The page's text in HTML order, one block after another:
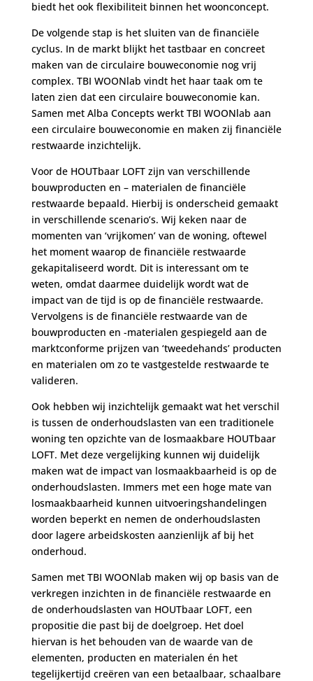
biedt het ook flexibiliteit binnen het woonconcept.
De volgende stap is het sluiten van de financiële
cyclus. In de markt blijkt het tastbaar en concreet
maken van de circulaire bouweconomie nog vrij
complex. TBI WOONlab vindt het haar taak om te
laten zien dat een circulaire bouweconomie kan.
Samen met Alba Concepts werkt TBI WOONlab aan
een circulaire bouweconomie en maken zij financiële
restwaarde inzichtelijk.
Voor de HOUTbaar LOFT zijn van verschillende
bouwproducten en – materialen de financiële
restwaarde bepaald. Hierbij is onderscheid gemaakt
in verschillende scenario’s. Wij keken naar de
momenten van ‘vrijkomen’ van de woning, oftewel
het moment waarop de financiële restwaarde
gekapitaliseerd wordt. Dit is interessant om te
weten, omdat daarmee duidelijk wordt wat de
impact van de tijd is op de financiële restwaarde.
Vervolgens is de financiële restwaarde van de
bouwproducten en -materialen gespiegeld aan de
marktconforme prijzen van ‘tweedehands’ producten
en materialen om zo te vastgestelde restwaarde te
valideren.
Ook hebben wij inzichtelijk gemaakt wat het verschil
is tussen de onderhoudslasten van een traditionele
woning ten opzichte van de losmaakbare HOUTbaar
LOFT. Met deze vergelijking kunnen wij duidelijk
maken wat de impact van losmaakbaarheid is op de
onderhoudslasten. Immers met een hoge mate van
losmaakbaarheid kunnen uitvoeringshandelingen
worden beperkt en nemen de onderhoudslasten
door lagere arbeidskosten aanzienlijk af bij het
onderhoud.
Samen met TBI WOONlab maken wij op basis van de
verkregen inzichten in de financiële restwaarde en
de onderhoudslasten van HOUTbaar LOFT, een
propositie die past bij de doelgroep. Het doel
hiervan is het behouden van de waarde van de
elementen, producten en materialen én het
tegelijkertijd creëren van een betaalbaar, schaalbare